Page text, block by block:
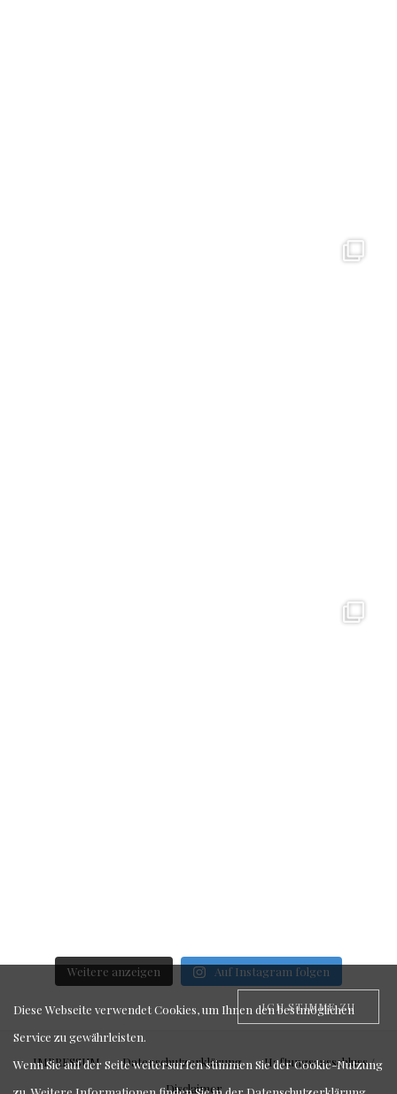
Weitere anzeigen Auf Instagram folgen
IMPRESSUM Datenschutzerklärung
Haftungsausschluss /
Disclaimer
ICH STIMME ZU
Diese Webseite verwendet Cookies, um Ihnen den bestmöglichen
Service zu gewährleisten.
Wenn Sie auf der Seite weitersurfen stimmen Sie der Cookie-Nutzung